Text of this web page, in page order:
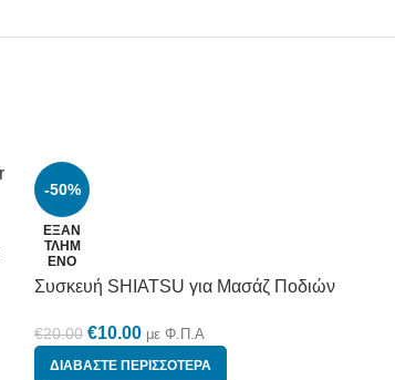
-50%
ΕΞΑΝ
ΤΛΗΜ
ΈΝΟ
Συσκευή SHIATSU για Μασάζ Ποδιών
€20.00 €10.00 με Φ.Π.Α
ΔΙΑΒΆΣΤΕ ΠΕΡΙΣΣΌΤΕΡΑ